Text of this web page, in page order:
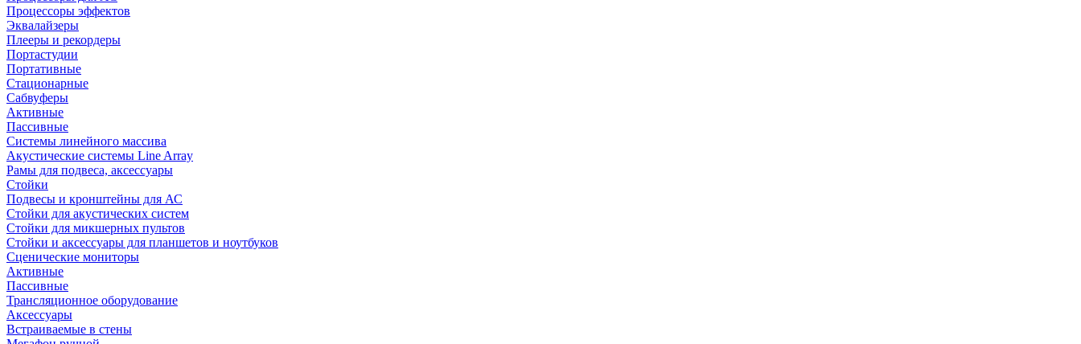
Процессоры эффектов
Эквалайзеры
Плееры и рекордеры
Портастудии
Портативные
Стационарные
Сабвуферы
Активные
Пассивные
Системы линейного массива
Акустические системы Line Array
Рамы для подвеса, аксессуары
Стойки
Подвесы и кронштейны для АС
Стойки для акустических систем
Стойки для микшерных пультов
Стойки и аксессуары для планшетов и ноутбуков
Сценические мониторы
Активные
Пассивные
Трансляционное оборудование
Аксессуары
Встраиваемые в стены